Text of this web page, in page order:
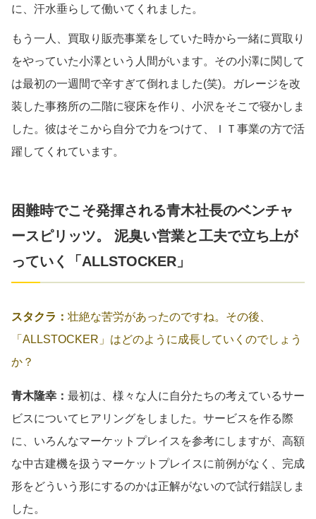
に、汗水垂らして働いてくれました。
もう一人、買取り販売事業をしていた時から一緒に買取り
をやっていた小澤という人間がいます。その小澤に関して
は最初の一週間で辛すぎて倒れました(笑)。ガレージを改
装した事務所の二階に寝床を作り、小沢をそこで寝かしま
した。彼はそこから自分で力をつけて、ＩＴ事業の方で活
躍してくれています。
困難時でこそ発揮される青木社長のベンチャ
ースピリッツ。 泥臭い営業と工夫で立ち上が
っていく「ALLSTOCKER」
スタクラ： 壮絶な苦労があったのですね。その後、
「ALLSTOCKER」はどのように成長していくのでしょう
か？
青木隆幸： 最初は、様々な人に自分たちの考えているサー
ビスについてヒアリングをしました。サービスを作る際
に、いろんなマーケットプレイスを参考にしますが、高額
な中古建機を扱うマーケットプレイスに前例がなく、完成
形をどういう形にするのかは正解がないので試行錯誤しま
した。